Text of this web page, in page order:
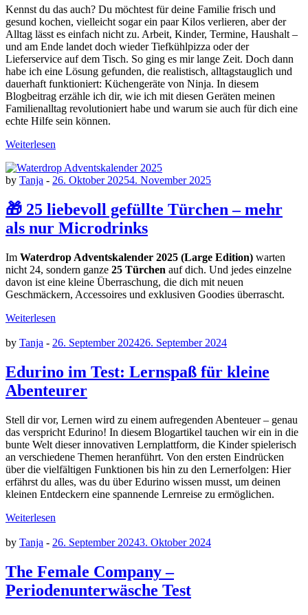
Kennst du das auch? Du möchtest für deine Familie frisch und
gesund kochen, vielleicht sogar ein paar Kilos verlieren, aber der
Alltag lässt es einfach nicht zu. Arbeit, Kinder, Termine, Haushalt –
und am Ende landet doch wieder Tiefkühlpizza oder der
Lieferservice auf dem Tisch. So ging es mir lange Zeit. Doch dann
habe ich eine Lösung gefunden, die realistisch, alltagstauglich und
dauerhaft funktioniert: Küchengeräte von Ninja. In diesem
Blogbeitrag erzähle ich dir, wie ich mit diesen Geräten meinen
Familienalltag revolutioniert habe und warum sie auch für dich eine
echte Hilfe sein können.
Weiterlesen
by Tanja - 26. Oktober 20254. November 2025
🎁 25 liebevoll gefüllte Türchen – mehr
als nur Microdrinks
Im Waterdrop Adventskalender 2025 (Large Edition) warten
nicht 24, sondern ganze 25 Türchen auf dich. Und jedes einzelne
davon ist eine kleine Überraschung, die dich mit neuen
Geschmäckern, Accessoires und exklusiven Goodies überrascht.
Weiterlesen
by Tanja - 26. September 202426. September 2024
Edurino im Test: Lernspaß für kleine
Abenteurer
Stell dir vor, Lernen wird zu einem aufregenden Abenteuer – genau
das verspricht Edurino! In diesem Blogartikel tauchen wir ein in die
bunte Welt dieser innovativen Lernplattform, die Kinder spielerisch
an verschiedene Themen heranführt. Von den ersten Eindrücken
über die vielfältigen Funktionen bis hin zu den Lernerfolgen: Hier
erfährst du alles, was du über Edurino wissen musst, um deinen
kleinen Entdeckern eine spannende Lernreise zu ermöglichen.
Weiterlesen
by Tanja - 26. September 20243. Oktober 2024
The Female Company –
Periodenunterwäsche Test